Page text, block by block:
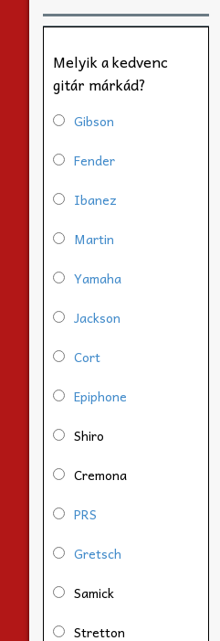
Melyik a kedvenc
gitár márkád?
Gibson
Fender
Ibanez
Martin
Yamaha
Jackson
Cort
Epiphone
Shiro
Cremona
PRS
Gretsch
Samick
Stretton